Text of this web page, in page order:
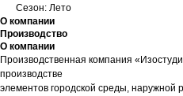
Сезон: Лето
О компании
Производство
О компании
Производственная компания
производстве
элементов городской среды,